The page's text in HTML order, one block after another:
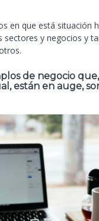
en que está situación
sectores y negocios y
de negocio
están en auge,